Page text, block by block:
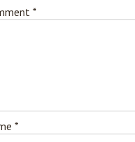
*
*